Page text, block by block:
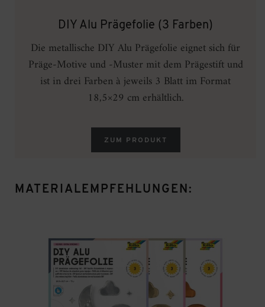
DIY Alu Prägefolie (3 Farben)
Die metallische DIY Alu Prägefolie eignet sich für
Präge-Motive und -Muster mit dem Prägestift und
ist in drei Farben à jeweils 3 Blatt im Format
18,5×29 cm erhältlich.
ZUM PRODUKT
MATERIALEMPFEHLUNGEN: